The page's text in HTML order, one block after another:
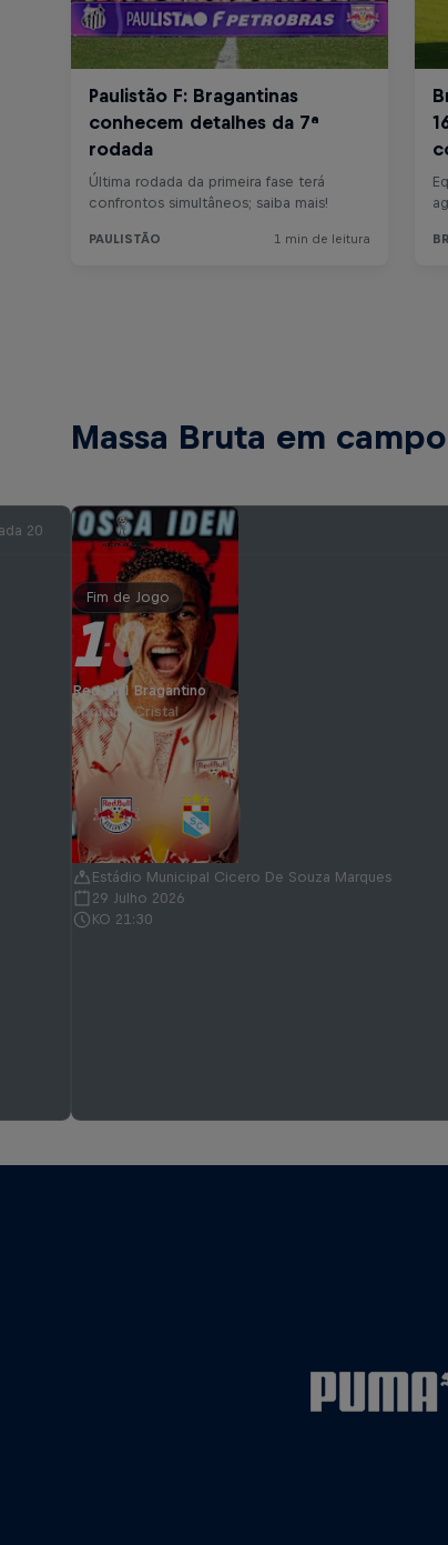
Massa Bruta em campo
20
Fim de Jogo
1-0
Red Bull Bragantino
Sporting Cristal
Estádio Municipal Cicero De Souza Marques
29 Julho 2026
KO 21:30